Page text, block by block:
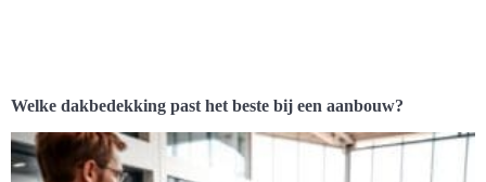
Welke dakbedekking past het beste bij een aanbouw?